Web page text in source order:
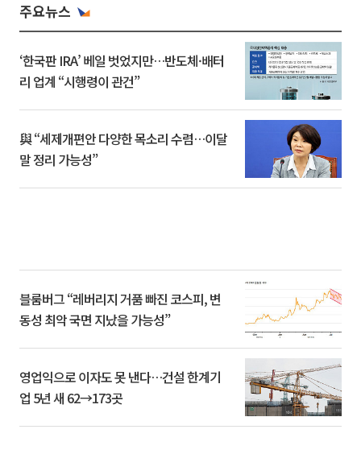
주요뉴스
‘한국판 IRA’ 베일 벗었지만…반도체·배터
리 업계 “시행령이 관건”
與 “세제개편안 다양한 목소리 수렴…이달
말 정리 가능성”
블룸버그 “레버리지 거품 빠진 코스피, 변
동성 최악 국면 지났을 가능성”
영업익으로 이자도 못 낸다…건설 한계기
업 5년 새 62→173곳